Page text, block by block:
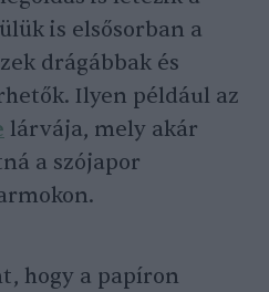
is elsősorban a
drágábbak és
Ilyen például az
lárvája, mely akár
a szójapor
hogy a papíron